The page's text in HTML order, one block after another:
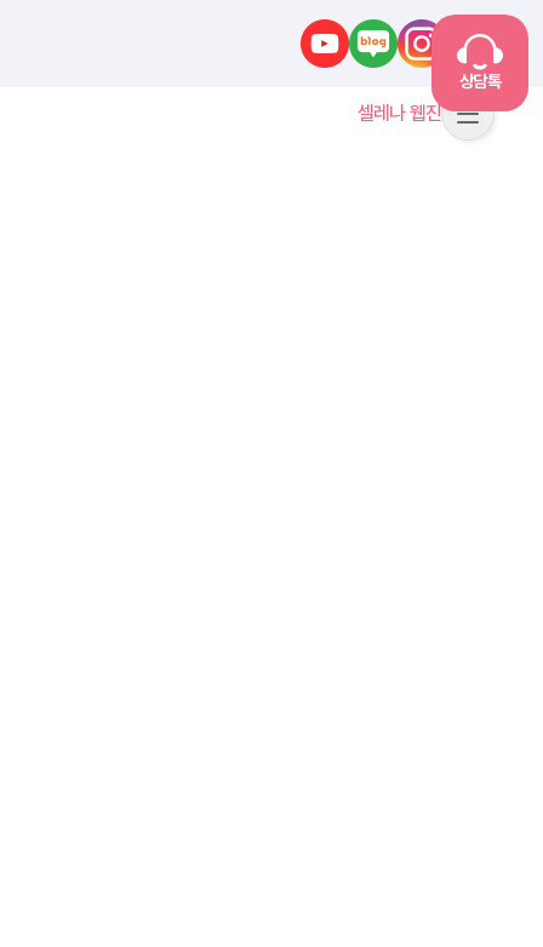
유튜브네이버블로그인스타그램카카오톡
셀레나 웹진 메뉴
상담톡